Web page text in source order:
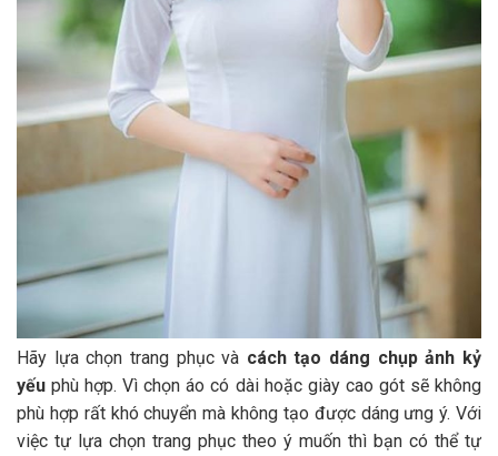
Hãy lựa chọn trang phục và cách tạo dáng chụp ảnh kỷ
yếu phù hợp. Vì chọn áo có dài hoặc giày cao gót sẽ không
phù hợp rất khó chuyển mà không tạo được dáng ưng ý. Với
việc tự lựa chọn trang phục theo ý muốn thì bạn có thể tự